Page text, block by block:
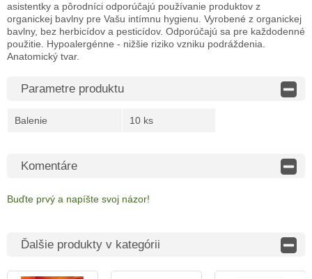
asistentky a pôrodníci odporúčajú používanie produktov z
organickej bavlny pre Vašu intímnu hygienu. Vyrobené z organickej
bavlny, bez herbicídov a pesticídov. Odporúčajú sa pre každodenné
použitie. Hypoalergénne - nižšie riziko vzniku podráždenia.
Anatomický tvar.
Parametre produktu
Balenie 10 ks
Komentáre
Buďte prvý a napíšte svoj ​​názor!
Ďalšie produkty v kategórii